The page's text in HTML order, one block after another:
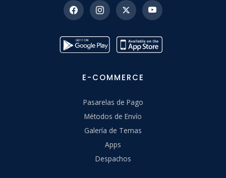
E-COMMERCE
Pasarelas de Pago
Métodos de Envío
Galería de Temas
Apps
Despachos